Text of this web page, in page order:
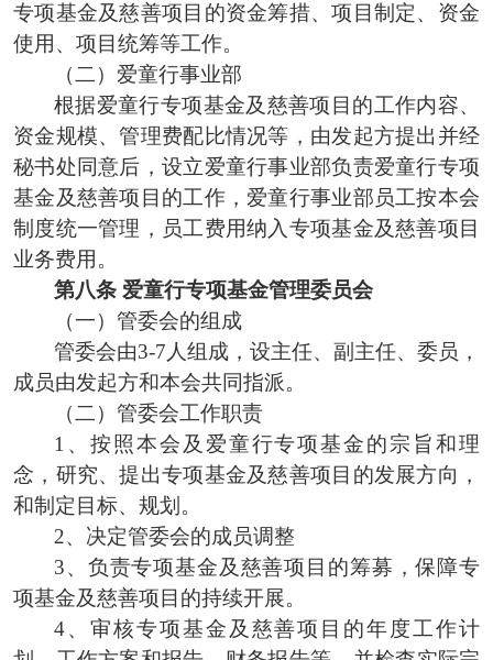
专项基金及慈善项目的资金筹措、项目制定、资金
使用、项目统筹等工作。
（二）爱童行事业部
根据爱童行专项基金及慈善项目的工作内容、
资金规模、管理费配比情况等，由发起方提出并经
秘书处同意后，设立爱童行事业部负责爱童行专项
基金及慈善项目的工作，爱童行事业部员工按本会
制度统一管理，员工费用纳入专项基金及慈善项目
业务费用。
第八条 爱童行专项基金管理委员会
（一）管委会的组成
管委会由3-7人组成，设主任、副主任、委员，
成员由发起方和本会共同指派。
（二）管委会工作职责
1、按照本会及爱童行专项基金的宗旨和理
念， 研究、提出专项基金及慈善项目的发展方向，
和制定目标、规划。
2、决定管委会的成员调整
3、 负责专项基金及慈善项目 的筹募 ，保障专
项基金及慈善项目 的持续开展。
4、 审核专项基金 及慈善项目 的年度工作计